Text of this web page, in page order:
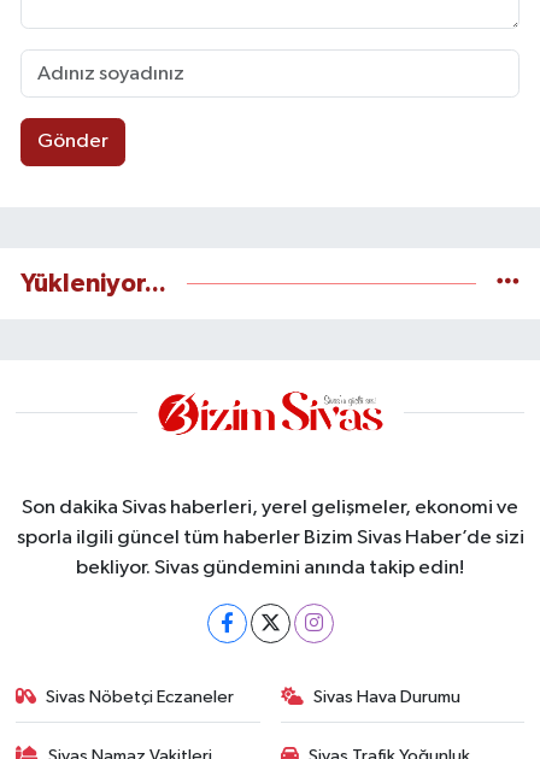
Gönder
Yükleniyor...
Son dakika Sivas haberleri, yerel gelişmeler, ekonomi ve
sporla ilgili güncel tüm haberler Bizim Sivas Haber’de sizi
bekliyor. Sivas gündemini anında takip edin!
Sivas Nöbetçi Eczaneler Sivas Hava Durumu
Sivas Namaz Vakitleri
Sivas Trafik Yoğunluk